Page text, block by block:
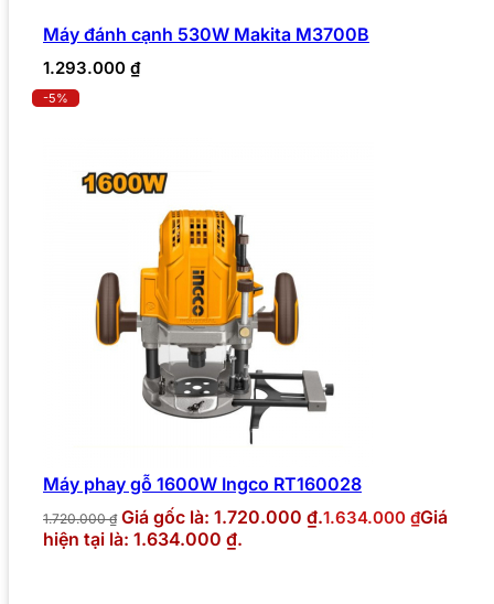
Máy đánh cạnh 530W Makita M3700B
1.293.000 ₫
-5%
Máy phay gỗ 1600W Ingco RT160028
1.720.000₫ Giá gốc là: 1.720.000 ₫.1.634.000 ₫Giá
hiện tại là: 1.634.000 ₫.